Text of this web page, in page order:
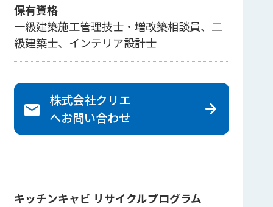
保有資格
一級建築施工管理技士・増改築相談員、二
級建築士、インテリア設計士
株式会社クリエ
へお問い合わせ
キッチンキャビ リサイクルプログラム